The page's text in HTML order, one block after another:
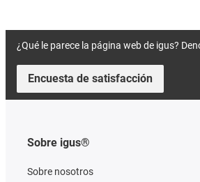
¿Qué le parece la página web de igus?
Encuesta de satisfacción
Sobre igus®
Sobre nosotros